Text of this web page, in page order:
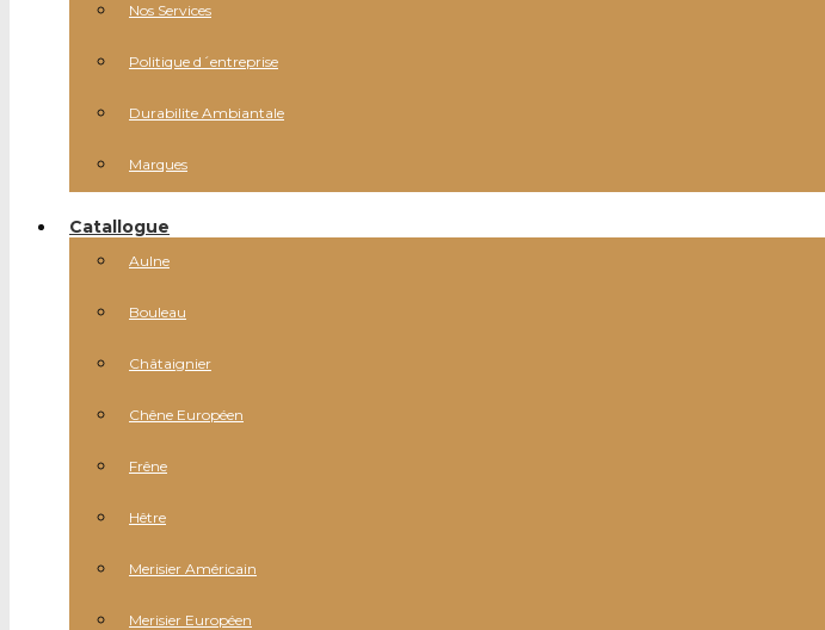
Nos Services
Politique d´entreprise
Durabilite Ambiantale
Marques
Catallogue
Aulne
Bouleau
Châtaignier
Chêne Européen
Frêne
Hêtre
Merisier Américain
Merisier Européen